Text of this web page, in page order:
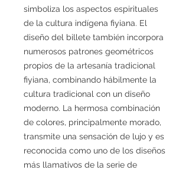
simboliza los aspectos espirituales
de la cultura indígena fiyiana. El
diseño del billete también incorpora
numerosos patrones geométricos
propios de la artesanía tradicional
fiyiana, combinando hábilmente la
cultura tradicional con un diseño
moderno. La hermosa combinación
de colores, principalmente morado,
transmite una sensación de lujo y es
reconocida como uno de los diseños
más llamativos de la serie de